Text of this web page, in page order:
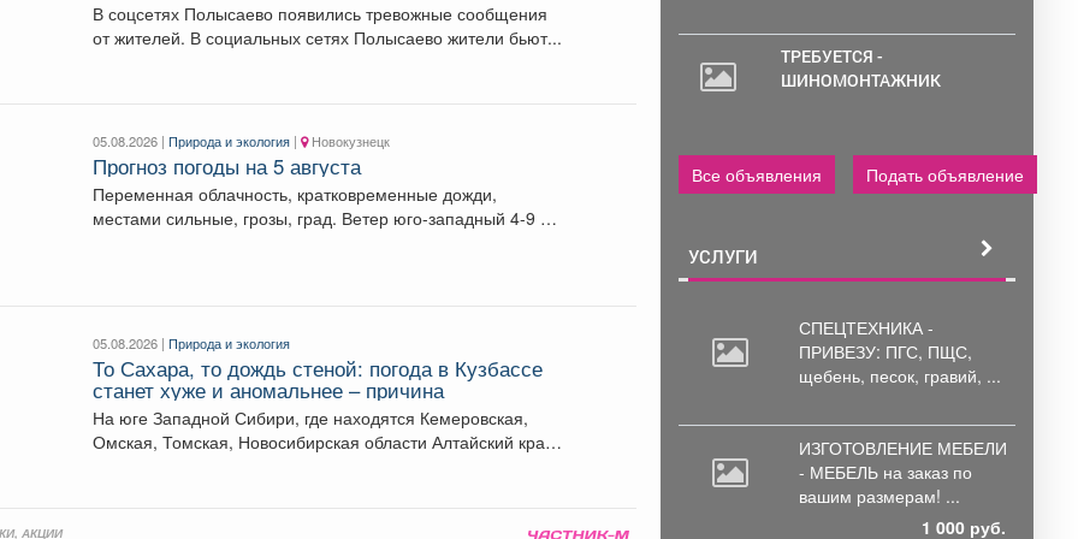
В соцсетях Полысаево появились тревожные сообщения
от жителей. В социальных сетях Полысаево жители бьют...
05.08.2026 |Природа и экология | Новокузнецк
Прогноз погоды на 5 августа
Переменная облачность, кратковременные дожди,
местами сильные, грозы, град. Ветер юго-западный 4-9 м/
05.08.2026 |Природа и экология
То Сахара, то дождь стеной: погода в Кузбассе
станет хуже и аномальнее – причина
На юге Западной Сибири, где находятся Кемеровская,
Омская, Томская, Новосибирская области Алтайский край
АКЦИИ
ТРЕБУЕТСЯ -
ШИНОМОНТАЖНИК
Все объявления Подать объявление
УСЛУГИ
СПЕЦТЕХНИКА -
ПРИВЕЗУ: ПГС, ПЩС,
щебень, песок, гравий, ...
ИЗГОТОВЛЕНИЕ МЕБЕЛИ
- МЕБЕЛЬ на заказ по
вашим размерам! ...
1 000 руб.